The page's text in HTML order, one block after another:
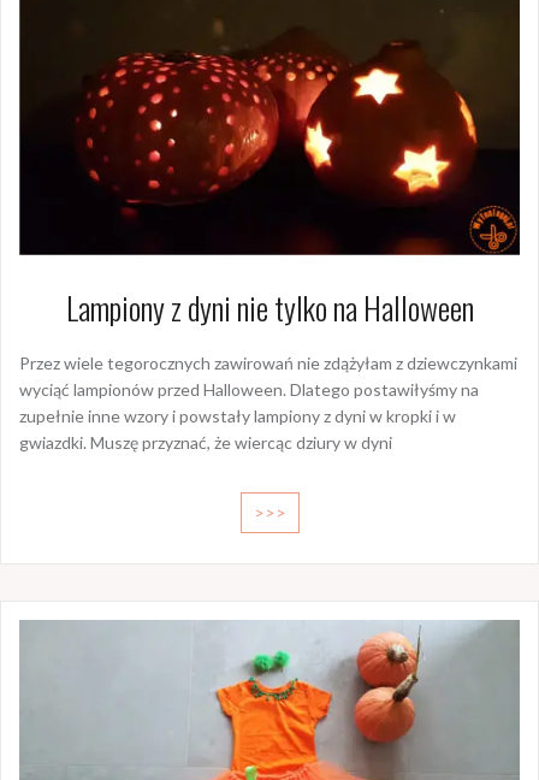
Lampiony z dyni nie tylko na Halloween
Przez wiele tegorocznych zawirowań nie zdążyłam z dziewczynkami
wyciąć lampionów przed Halloween. Dlatego postawiłyśmy na
zupełnie inne wzory i powstały lampiony z dyni w kropki i w
gwiazdki. Muszę przyznać, że wiercąc dziury w dyni
>>>